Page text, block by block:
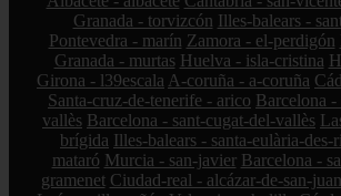
Granada - torvizcón Illes-balears -
Pontevedra - marín Zamora - el-perdigón
Granada - murtas Huelva - isla-cristina
Girona - l39escala A-coruña - a-coruña
Santa-cruz-de-tenerife - arico Barcelona
vallès Barcelona - sant-cugat-del-vallès
brígida Illes-balears - santa-eulària-des-
mataró Murcia - san-javier Barcelona -
gramenet Ciudad-real - alcázar-de-san-juan